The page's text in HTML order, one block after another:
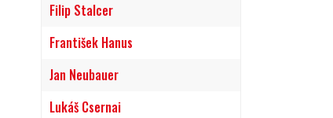
Filip Stalcer
František Hanus
Jan Neubauer
Lukáš Csernai